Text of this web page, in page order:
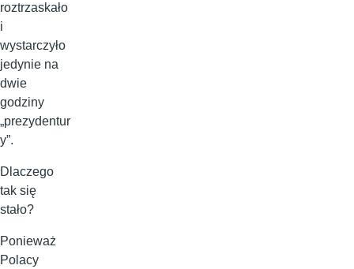
roztrzaskało
i
wystarczyło
jedynie na
dwie
godziny
„prezydentur
y”.
Dlaczego
tak się
stało?
Ponieważ
Polacy